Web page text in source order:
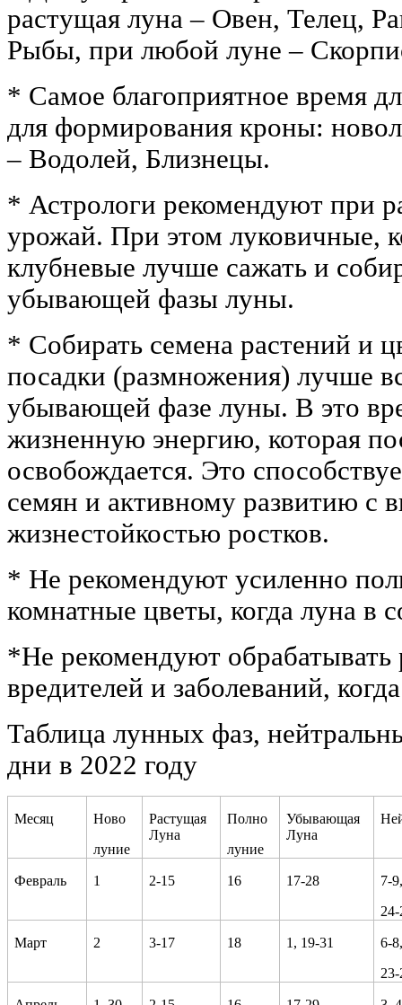
растущая луна – Овен, Телец,
Рыбы, при любой луне –
* Самое благоприятное время
для формирования кроны:
– Водолей, Близнецы.
* Астрологи рекомендуют при
урожай. При этом луковичные,
клубневые лучше сажать и
убывающей фазы луны.
* Собирать семена растений и
посадки (размножения) лучше
убывающей фазе луны. В это
жизненную энергию, которая
освобождается. Это
семян и активному развитию с
жизнестойкостью ростков.
* Не рекомендуют усиленно
комнатные цветы, когда луна в
*Не рекомендуют обрабатывать
вредителей и заболеваний,
Таблица лунных фаз,
дни в 2022 году
Месяц
Ново
луние
Растущая
Луна
Полно
луние
Убывающая
Луна
Февраль 1 2-15 16 17-28
7-
Март 2 3-17 18 1, 19-31
6-